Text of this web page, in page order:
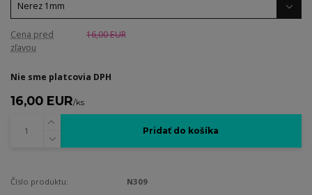
Cena pred
zľavou
16,00 EUR
Nie sme platcovia DPH
16,00 EUR/ks
Pridať do košíka
Číslo produktu: N309